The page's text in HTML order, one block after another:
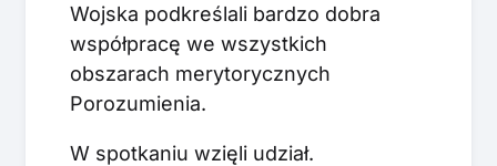
Wojska podkreślali bardzo dobra
współpracę we wszystkich
obszarach merytorycznych
Porozumienia.
W spotkaniu wzięli udział.